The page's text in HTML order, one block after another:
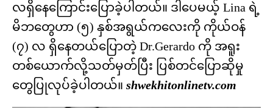
လရှိနေကြောင်းပြောခဲ့ပါတယ်။ ဒါပေမယ့် Lina ရဲ့
မိဘတွေဟာ (၅) နှစ်အရွယ်ကလေးကို ကိုယ်ဝန်
(၇) လ ရှိနေတယ်ပြောတဲ့ Dr.Gerardo ကို အရူး
တစ်ယောက်လို့သတ်မှတ်ပြီး ပြစ်တင်ပြောဆိုမှု
တွေပြုလုပ်ခဲ့ပါတယ်။ shwekhitonlinetv.com